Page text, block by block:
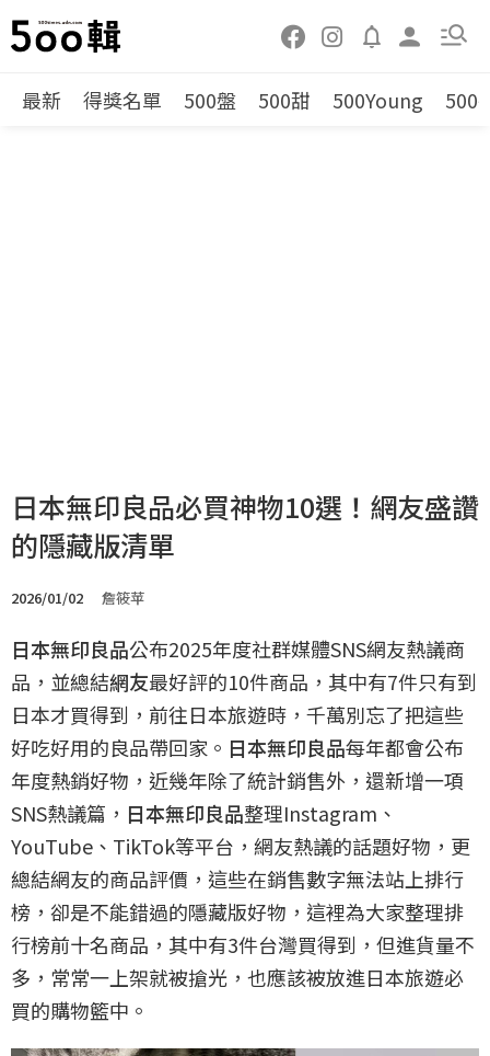
最新 得獎名單 500盤 500甜 500Young 500
日本無印良品必買神物10選！網友盛讚
的隱藏版清單
2026/01/02 詹筱苹
日本無印良品公布2025年度社群媒體SNS網友熱議商
品，並總結網友最好評的10件商品，其中有7件只有到
日本才買得到，前往日本旅遊時，千萬別忘了把這些
好吃好用的良品帶回家。 日本無印良品每年都會公布
年度熱銷好物，近幾年除了統計銷售外，還新增一項
SNS熱議篇， 日本無印良品整理Instagram、
YouTube、TikTok等平台，網友熱議的話題好物，更
總結網友的商品評價，這些在銷售數字無法站上排行
榜，卻是不能錯過的隱藏版好物，這裡為大家整理排
行榜前十名商品，其中有3件台灣買得到，但進貨量不
多，常常一上架就被搶光，也應該被放進日本旅遊必
買的購物籃中。